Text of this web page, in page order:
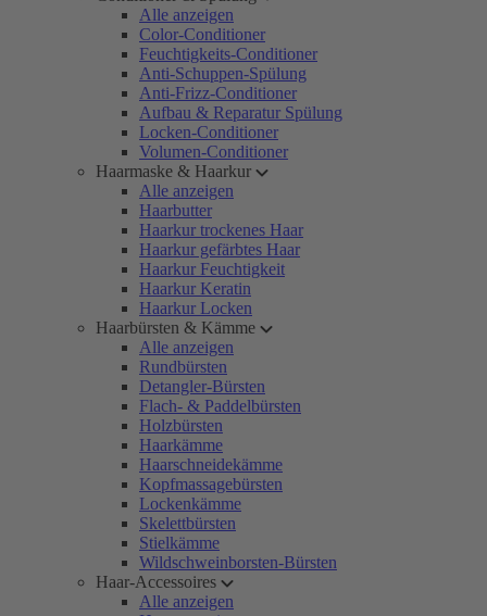
Alle anzeigen
Color-Conditioner
Feuchtigkeits-Conditioner
Anti-Schuppen-Spülung
Anti-Frizz-Conditioner
Aufbau & Reparatur Spülung
Locken-Conditioner
Volumen-Conditioner
Haarmaske & Haarkur
Alle anzeigen
Haarbutter
Haarkur trockenes Haar
Haarkur gefärbtes Haar
Haarkur Feuchtigkeit
Haarkur Keratin
Haarkur Locken
Haarbürsten & Kämme
Alle anzeigen
Rundbürsten
Detangler-Bürsten
Flach- & Paddelbürsten
Holzbürsten
Haarkämme
Haarschneidekämme
Kopfmassagebürsten
Lockenkämme
Skelettbürsten
Stielkämme
Wildschweinborsten-Bürsten
Haar-Accessoires
Alle anzeigen